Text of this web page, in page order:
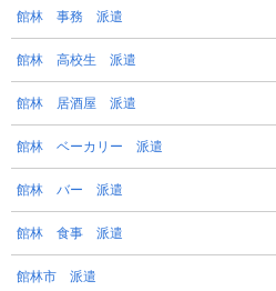
館林 事務 派遣
館林 高校生 派遣
館林 居酒屋 派遣
館林 ベーカリー 派遣
館林 バー 派遣
館林 食事 派遣
館林市 派遣